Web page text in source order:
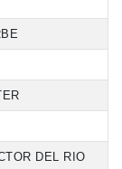
DEL RIO